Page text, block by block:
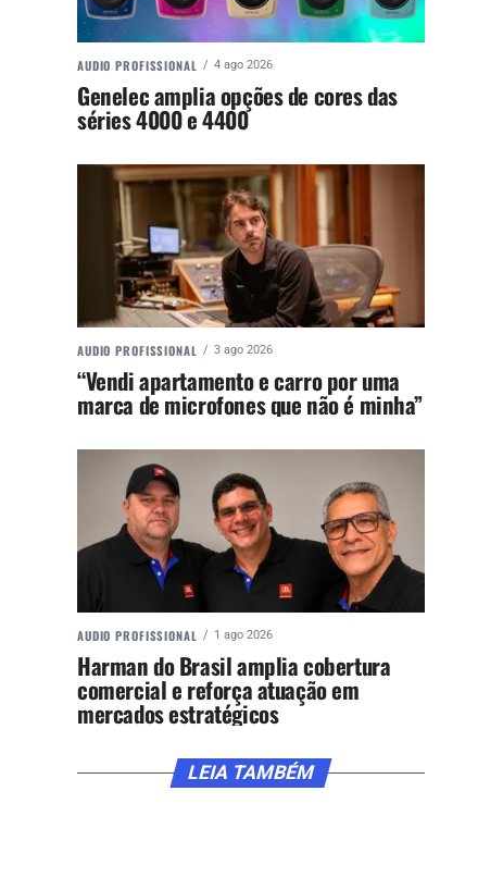
AUDIO PROFISSIONAL 4 ago 2026
Genelec amplia opções de cores das
séries 4000 e 4400
AUDIO PROFISSIONAL 3 ago 2026
“Vendi apartamento e carro por uma
marca de microfones que não é minha”
AUDIO PROFISSIONAL 1 ago 2026
Harman do Brasil amplia cobertura
comercial e reforça atuação em
mercados estratégicos
LEIA TAMBÉM